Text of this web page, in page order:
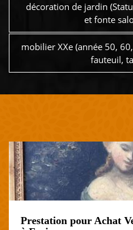
décoration de jardin
et fonte
mobilier XXe (année 50,
fauteuil,
Prestation pour Achat